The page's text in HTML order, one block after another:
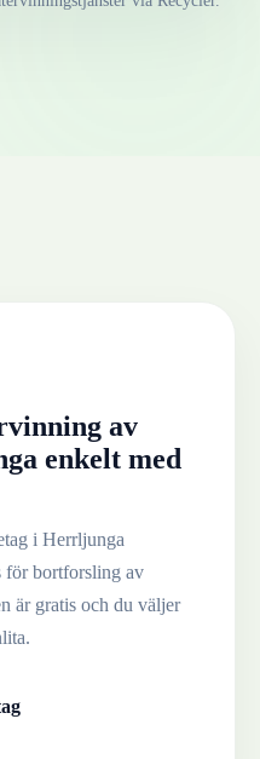
av
enkelt med
i Herrljunga
för bortforsling av
är gratis och du väljer